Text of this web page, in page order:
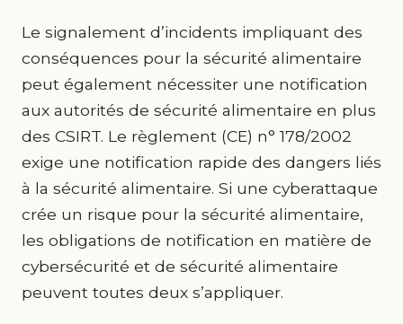
Le signalement d’incidents impliquant des
conséquences pour la sécurité alimentaire
peut également nécessiter une notification
aux autorités de sécurité alimentaire en plus
des CSIRT. Le règlement (CE) n° 178/2002
exige une notification rapide des dangers liés
à la sécurité alimentaire. Si une cyberattaque
crée un risque pour la sécurité alimentaire,
les obligations de notification en matière de
cybersécurité et de sécurité alimentaire
peuvent toutes deux s’appliquer.